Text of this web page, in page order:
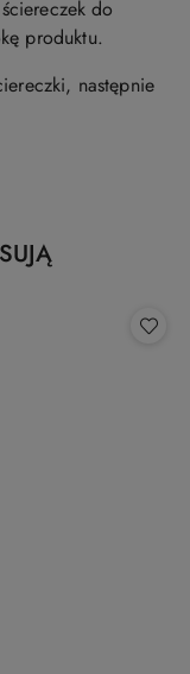
do
produktu.
następnie